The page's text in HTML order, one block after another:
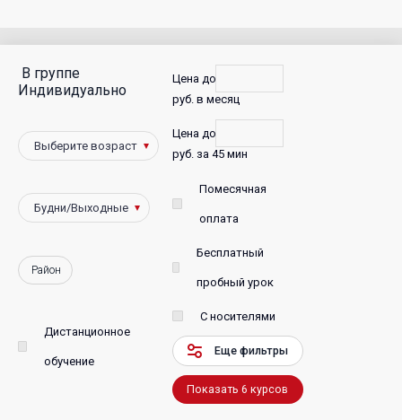
В группе
Индивидуально
Район
Дистанционное
обучение
Цена до
руб. в месяц
Цена до
руб. за 45 мин
Помесячная
оплата
Бесплатный
пробный урок
С носителями
Еще фильтры
Показать 6 курсов
С
Победители